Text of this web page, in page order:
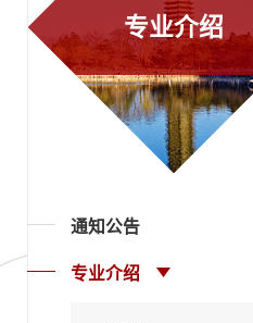
专业介绍
通知公告
专业介绍